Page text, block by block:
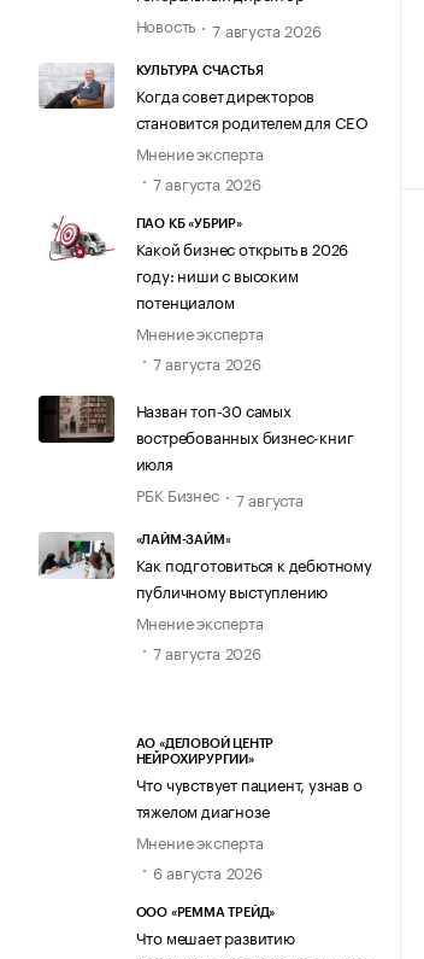
Новость
7 августа 2026
КУЛЬТУРА СЧАСТЬЯ
Когда совет директоров
становится родителем для CEO
Мнение эксперта
7 августа 2026
ПАО КБ «УБРИР»
Какой бизнес открыть в 2026
году: ниши с высоким
потенциалом
Мнение эксперта
7 августа 2026
Назван топ-30 самых
востребованных бизнес-книг
июля
РБК Бизнес
7 августа
«ЛАЙМ-ЗАЙМ»
Как подготовиться к дебютному
публичному выступлению
Мнение эксперта
7 августа 2026
АО «ДЕЛОВОЙ ЦЕНТР
НЕЙРОХИРУРГИИ»
Что чувствует пациент, узнав о
тяжелом диагнозе
Мнение эксперта
6 августа 2026
ООО «РЕММА ТРЕЙД»
Что мешает развитию